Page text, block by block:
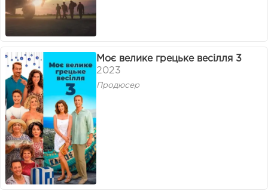
Моє велике грецьке весілля 3
2023
Продюсер